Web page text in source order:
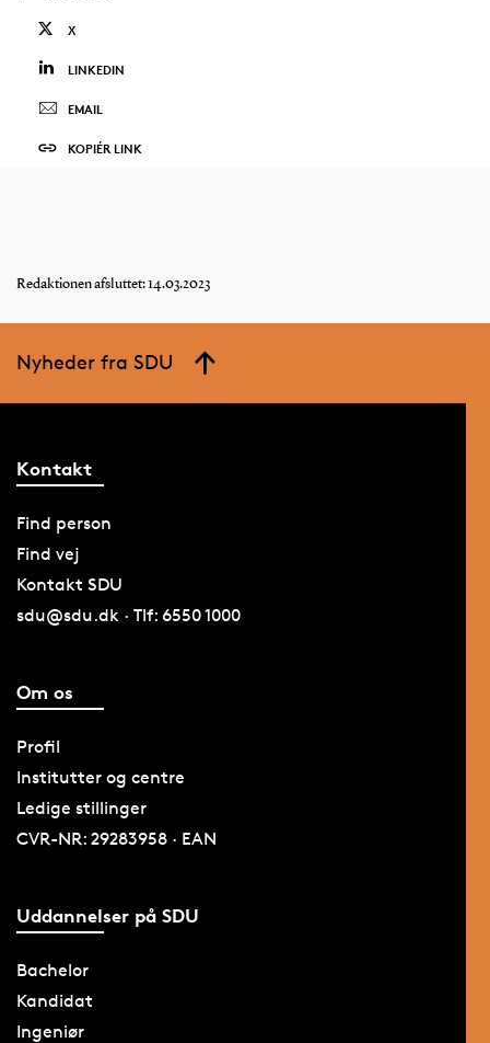
X
LINKEDIN
EMAIL
KOPIÉR LINK
Redaktionen afsluttet: 14.03.2023
Nyheder fra SDU
Kontakt
Find person
Find vej
Kontakt SDU
sdu@sdu.dk · Tlf: 6550 1000
Om os
Profil
Institutter og centre
Ledige stillinger
CVR-NR: 29283958 · EAN
Uddannelser på SDU
Bachelor
Kandidat
Ingeniør